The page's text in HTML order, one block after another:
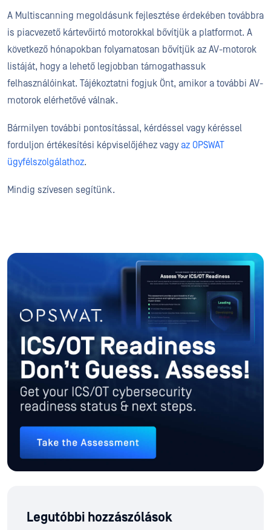
A Multiscanning megoldásunk fejlesztése érdekében továbbra
is piacvezető kártevőirtó motorokkal bővítjük a platformot. A
következő hónapokban folyamatosan bővítjük az AV-motorok
listáját, hogy a lehető legjobban támogathassuk
felhasználóinkat. Tájékoztatni fogjuk Önt, amikor a további AV-
motorok elérhetővé válnak.
Bármilyen további pontosítással, kérdéssel vagy kéréssel
forduljon értékesítési képviselőjéhez vagy az OPSWAT
ügyfélszolgálathoz.
Mindig szívesen segítünk.
Legutóbbi hozzászólások